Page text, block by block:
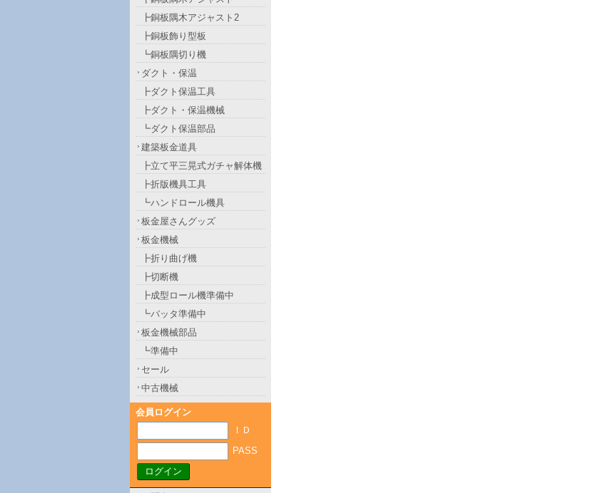
┣銅板隅木アジャスト2
┣銅板飾り型板
┗銅板隅切り機
ダクト・保温
┣ダクト保温工具
┣ダクト・保温機械
┗ダクト保温部品
建築板金道具
┣立て平三晃式ガチャ解体機
┣折版機具工具
┗ハンドロール機具
板金屋さんグッズ
板金機械
┣折り曲げ機
┣切断機
┣成型ロール機準備中
┗バッタ準備中
板金機械部品
┗準備中
セール
中古機械
会員ログイン
ＩＤ
PASS